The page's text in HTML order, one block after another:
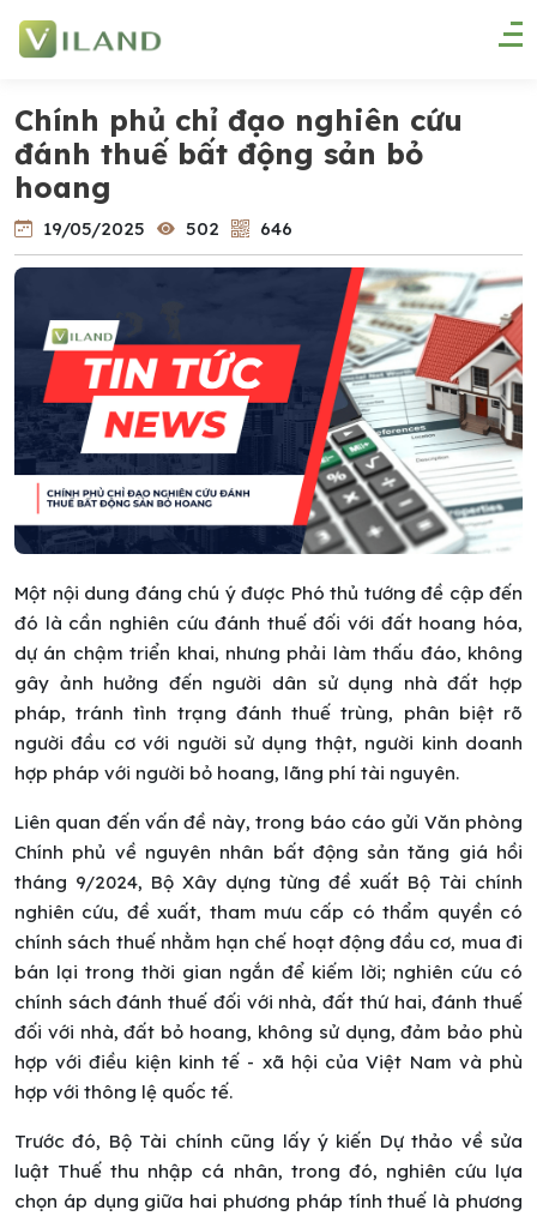
Chính phủ chỉ đạo nghiên cứu
đánh thuế bất động sản bỏ
hoang
19/05/2025 502 646
Một nội dung đáng chú ý được Phó thủ tướng đề cập đến
đó là cần nghiên cứu đánh thuế đối với đất hoang hóa,
dự án chậm triển khai, nhưng phải làm thấu đáo, không
gây ảnh hưởng đến người dân sử dụng nhà đất hợp
pháp, tránh tình trạng đánh thuế trùng, phân biệt rõ
người đầu cơ với người sử dụng thật, người kinh doanh
hợp pháp với người bỏ hoang, lãng phí tài nguyên.
Liên quan đến vấn đề này, trong báo cáo gửi Văn phòng
Chính phủ về nguyên nhân bất động sản tăng giá hồi
tháng 9/2024, Bộ Xây dựng từng đề xuất Bộ Tài chính
nghiên cứu, đề xuất, tham mưu cấp có thẩm quyền có
chính sách thuế nhằm hạn chế hoạt động đầu cơ, mua đi
bán lại trong thời gian ngắn để kiếm lời; nghiên cứu có
chính sách đánh thuế đối với nhà, đất thứ hai, đánh thuế
đối với nhà, đất bỏ hoang, không sử dụng, đảm bảo phù
hợp với điều kiện kinh tế - xã hội của Việt Nam và phù
hợp với thông lệ quốc tế.
Trước đó, Bộ Tài chính cũng lấy ý kiến Dự thảo về sửa
luật Thuế thu nhập cá nhân, trong đó, nghiên cứu lựa
chọn áp dụng giữa hai phương pháp tính thuế là phương